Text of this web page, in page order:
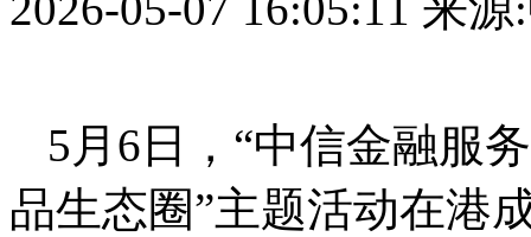
5月6日，“中信金融服
品生态圈”主题活动在港